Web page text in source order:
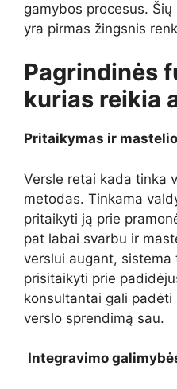
gamybos procesus.
yra pirmas žingsnis
Pagrindinės
kurias reikia
Pritaikymas ir
Versle retai kada tinka
metodas. Tinkama
pritaikyti ją prie
pat labai svarbu ir
verslui augant, sistema
prisitaikyti prie
konsultantai gali
verslo sprendimą sau.
Integravimo